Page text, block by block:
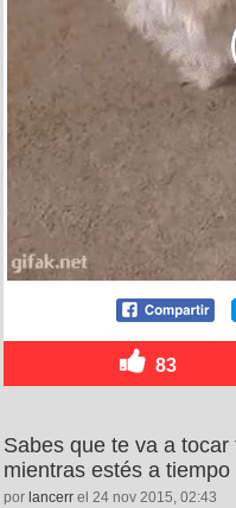
83
Sabes que te va a
mientras estés a tiempo
por lancerr el 24 nov 2015, 02:43